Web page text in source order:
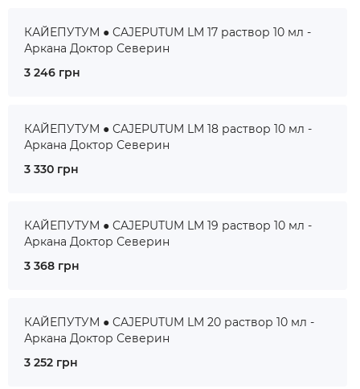
КАЙЕПУТУМ ● CAJEPUTUM LM 17 раствор 10 мл -
Аркана Доктор Северин
3 246 грн
КАЙЕПУТУМ ● CAJEPUTUM LM 18 раствор 10 мл -
Аркана Доктор Северин
3 330 грн
КАЙЕПУТУМ ● CAJEPUTUM LM 19 раствор 10 мл -
Аркана Доктор Северин
3 368 грн
КАЙЕПУТУМ ● CAJEPUTUM LM 20 раствор 10 мл -
Аркана Доктор Северин
3 252 грн